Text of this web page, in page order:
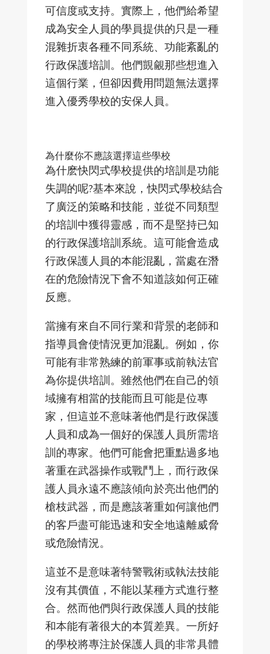
可信度或支持。實際上，他們給希望
成為安全人員的學員提供的只是一種
混雜折衷各種不同系統、功能紊亂的
行政保護培訓。他們覬覦那些想進入
這個行業，但卻因費用問題無法選擇
進入優秀學校的安保人員。
為什麼你不應該選擇這些學校
為什麽快閃式學校提供的培訓是功能
失調的呢?基本來說，快閃式學校結合
了廣泛的策略和技能，並從不同類型
的培訓中獲得靈感，而不是堅持已知
的行政保護培訓系統。這可能會造成
行政保護人員的本能混亂，當處在潛
在的危險情況下會不知道該如何正確
反應。
當擁有來自不同行業和背景的老師和
指導員會使情況更加混亂。例如，你
可能有非常熟練的前軍事或前執法官
為你提供培訓。雖然他們在自己的領
域擁有相當的技能而且可能是位專
家，但這並不意味著他們是行政保護
人員和成為一個好的保護人員所需培
訓的專家。他們可能會把重點過多地
著重在武器操作或戰鬥上，而行政保
護人員永遠不應該傾向於亮出他們的
槍枝武器，而是應該著重如何讓他們
的客戶盡可能迅速和安全地遠離威脅
或危險情況。
這並不是意味著特警戰術或執法技能
沒有其價值，不能以某種方式進行整
合。然而他們與行政保護人員的技能
和本能有著很大的本質差異。一所好
的學校將專注於保護人員的非常具體